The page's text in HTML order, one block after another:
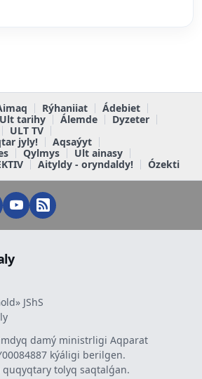
Rýhaniiat
Ádebiet
Ult tarihy Álemde
Dyzeter
ULT TV
jyly!
Aqsaýyt
Qylmys
Ult ainasy
Aityldy - oryndaldy! Ózekti
JShS
damý ministrligi Aqparat
kýáligi berilgen.
tolyq saqtalǵan.